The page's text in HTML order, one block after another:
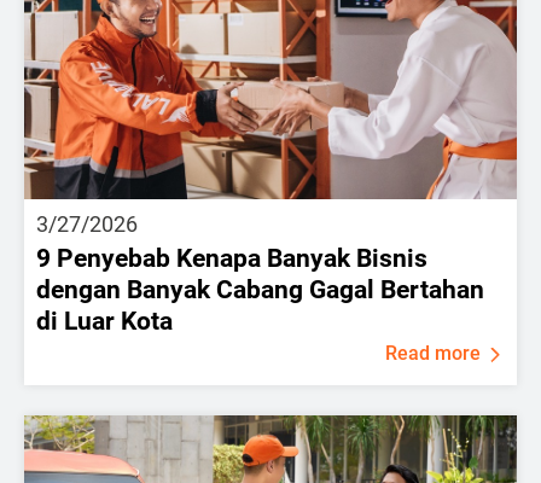
3/27/2026
9 Penyebab Kenapa Banyak Bisnis
dengan Banyak Cabang Gagal Bertahan
di Luar Kota
Read more